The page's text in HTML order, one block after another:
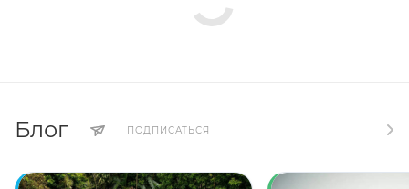
Блог ПОДПИСАТЬСЯ